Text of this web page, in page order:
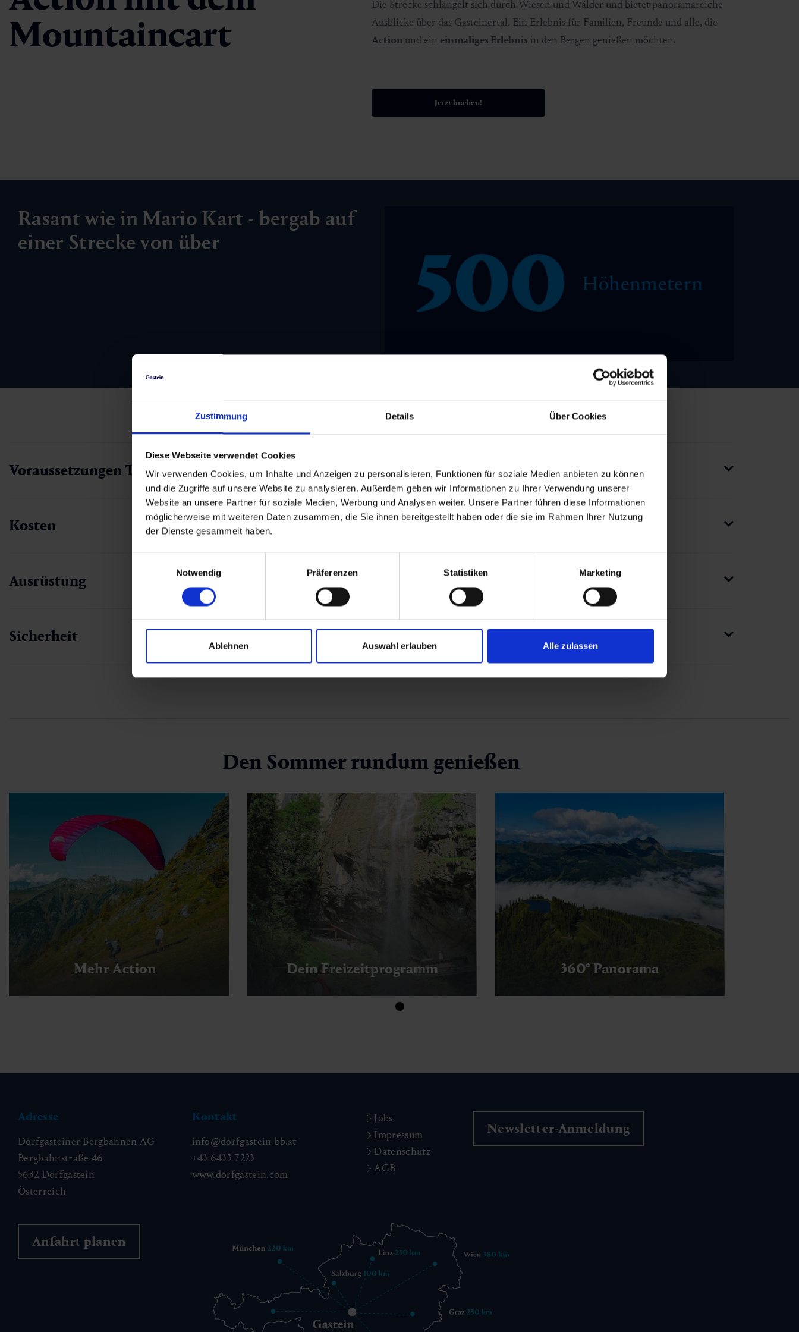
Zustimmung Details Über Cookies
Diese Webseite verwendet Cookies
Wir verwenden Cookies, um Inhalte und Anzeigen zu personalisieren, Funktionen für soziale Medien anbieten zu können
und die Zugriffe auf unsere Website zu analysieren. Außerdem geben wir Informationen zu Ihrer Verwendung unserer
Website an unsere Partner für soziale Medien, Werbung und Analysen weiter. Unsere Partner führen diese Informationen
möglicherweise mit weiteren Daten zusammen, die Sie ihnen bereitgestellt haben oder die sie im Rahmen Ihrer Nutzung
der Dienste gesammelt haben.
Notwendig
Präferenzen Statistiken Marketing
Ablehnen Auswahl erlauben Alle zulassen
Mountaincart
Die Strecke schlängelt sich durch Wiesen und Wälder und bietet panoramareiche
Ausblicke über das Gasteinertal. Ein Erlebnis für Familien, Freunde und alle, die
Action und ein einmaliges Erlebnis in den Bergen genießen möchten.
Jetzt buchen!
Rasant wie in Mario Kart - bergab auf
einer Strecke von über
500 Höhenmetern
Voraussetzungen Teilnahme
Kosten
Ausrüstung
Sicherheit
Den Sommer rundum genießen
Mehr Action Dein Freizeitprogramm 360° Panorama
Adresse
Dorfgasteiner Bergbahnen AG
Bergbahnstraße 46
5632 Dorfgastein
Österreich
Anfahrt planen
Kontakt
info@dorfgastein-bb.at
+43 6433 7223
www.dorfgastein.com
Jobs
Impressum
Datenschutz
AGB
Newsletter-Anmeldung